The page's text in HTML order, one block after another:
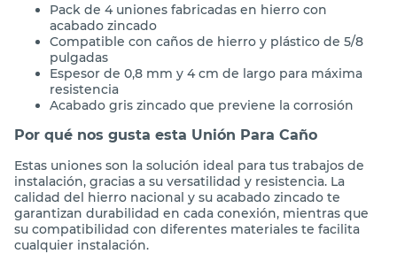
Pack de 4 uniones fabricadas en hierro con
acabado zincado
Compatible con caños de hierro y plástico de 5/8
pulgadas
Espesor de 0,8 mm y 4 cm de largo para máxima
resistencia
Acabado gris zincado que previene la corrosión
Por qué nos gusta esta Unión Para Caño
Estas uniones son la solución ideal para tus trabajos de
instalación, gracias a su versatilidad y resistencia. La
calidad del hierro nacional y su acabado zincado te
garantizan durabilidad en cada conexión, mientras que
su compatibilidad con diferentes materiales te facilita
cualquier instalación.